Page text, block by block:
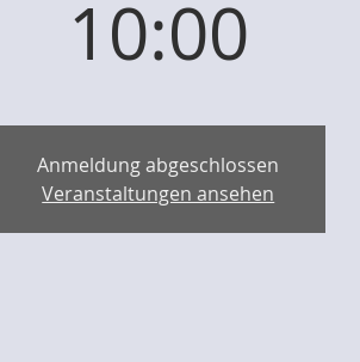
10:00
Anmeldung abgeschlossen
Veranstaltungen ansehen